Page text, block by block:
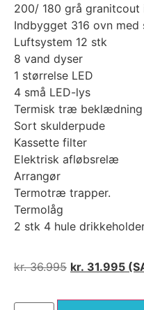
200/ 180 grå granitcout
Indbygget 316 ovn
Luftsystem 12 stk
8 vand dyser
1 størrelse LED
4 små LED-lys
Termisk træ beklædning
Sort skulderpude
Kassette filter
Elektrisk afløbsrelæ
Arrangør
Termotræ trapper.
Termolåg
2 stk 4 hule
kr.36.995 kr. 31.995